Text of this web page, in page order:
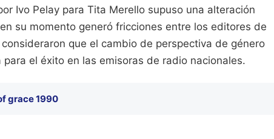
Ivo Pelay para Tita Merello supuso una alteración
su momento generó fricciones entre los editores de
que el cambio de perspectiva de género
el éxito en las emisoras de radio nacionales.
grace 1990